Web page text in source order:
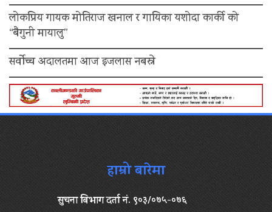
लोकप्रिय गायक मोतिराज खनाल र गायिका यशोदा कार्की को
“बैगुनी मायालु”
सर्वोच्च अदालतमा आज इजलास नबस्ने
हाम्रो बारेमा
सुचना बिभाग दर्ता नं. ९०३/०७५-०७६